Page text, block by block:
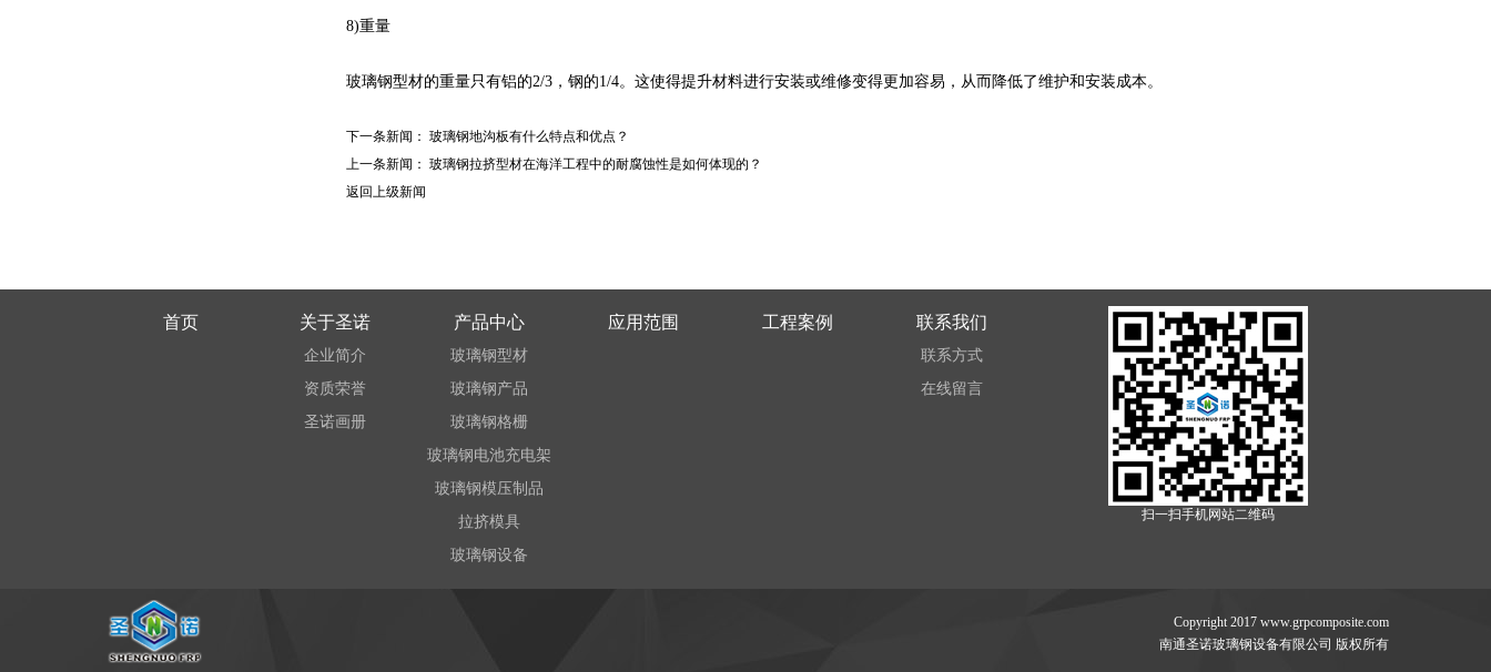
8)重量
玻璃钢型材的重量只有铝的2/3，钢的1/4。这使得提升材料进行安装或维修变得更加容易，从而降低了维护和安装成本。
下一条新闻： 玻璃钢地沟板有什么特点和优点？
上一条新闻： 玻璃钢拉挤型材在海洋工程中的耐腐蚀性是如何体现的？
返回上级新闻
首页 关于圣诺
企业简介
资质荣誉
圣诺画册
产品中心
玻璃钢型材
玻璃钢产品
玻璃钢格栅
玻璃钢电池充电架
玻璃钢模压制品
拉挤模具
玻璃钢设备
应用范围 工程案例 联系我们
联系方式
在线留言
扫一扫手机网站二维码
Copyright 2017 www.grpcomposite.com
南通圣诺玻璃钢设备有限公司 版权所有